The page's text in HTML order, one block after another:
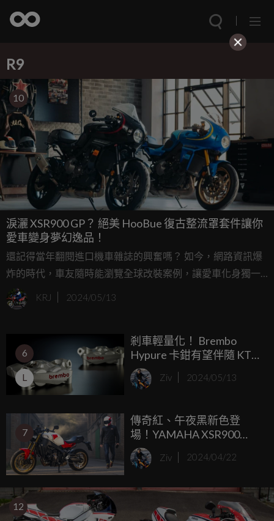
R9
10
淚灑 XSR900 GP？ 絕美 HooBue 復古整流罩套件讓你
愛車變身夢幻逸品！
還記得當年翻閱進口機車雜誌的興奮嗎？ 如今，網路資訊爆
炸的時代，車友隨時能瀏覽全球改裝案例，讓愛車化身獨一
無二的藝術品，豈不快哉？但是資訊發達也是一把雙面刃，
眼界大開的同時也難免羨慕國外那些「買不到的夢幻逸
至今仍未在台灣正式發表，真是令人扼腕。
KRJ 2024/05/13
6
L
剎車輕量化！ Brembo
Hypure 卡鉗有望伴隨 KTM
990 RC R、Yamaha YZF-
R9 同步登場
Ziv 2024/05/13
7
傳奇紅、午夜黑新色登
場！YAMAHA XSR900
2024年式海外發表
Ziv 2024/04/22
12